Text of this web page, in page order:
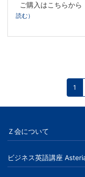
ご購入はこちらか
読む）
1
Ｚ会について
ビジネス英語講座